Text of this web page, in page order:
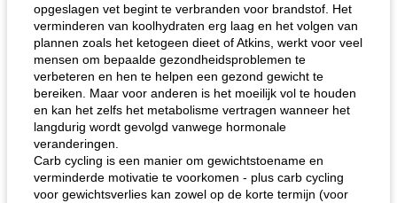
opgeslagen vet begint te verbranden voor brandstof. Het
verminderen van koolhydraten erg laag en het volgen van
plannen zoals het ketogeen dieet of Atkins, werkt voor veel
mensen om bepaalde gezondheidsproblemen te
verbeteren en hen te helpen een gezond gewicht te
bereiken. Maar voor anderen is het moeilijk vol te houden
en kan het zelfs het metabolisme vertragen wanneer het
langdurig wordt gevolgd vanwege hormonale
veranderingen.
Carb cycling is een manier om gewichtstoename en
verminderde motivatie te voorkomen - plus carb cycling
voor gewichtsverlies kan zowel op de korte termijn (voor